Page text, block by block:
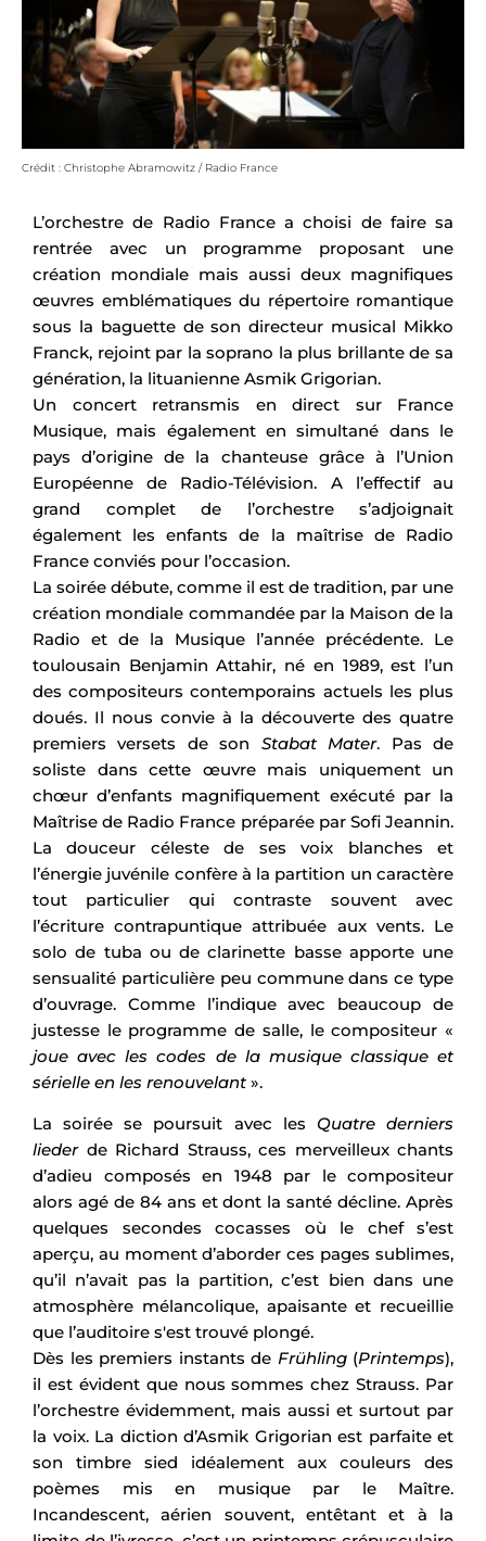
Crédit : Christophe Abramowitz / Radio France
L’orchestre de Radio France a choisi de faire sa
rentrée avec un programme proposant une
création mondiale mais aussi deux magnifiques
œuvres emblématiques du répertoire romantique
sous la baguette de son directeur musical Mikko
Franck, rejoint par la soprano la plus brillante de sa
génération, la lituanienne Asmik Grigorian.
Un concert retransmis en direct sur France
Musique, mais également en simultané dans le
pays d’origine de la chanteuse grâce à l’Union
Européenne de Radio-Télévision. A l’effectif au
grand complet de l’orchestre s’adjoignait
également les enfants de la maîtrise de Radio
France conviés pour l’occasion.
La soirée débute, comme il est de tradition, par une
création mondiale commandée par la Maison de la
Radio et de la Musique l’année précédente. Le
toulousain Benjamin Attahir, né en 1989, est l’un
des compositeurs contemporains actuels les plus
doués. Il nous convie à la découverte des quatre
premiers versets de son Stabat Mater. Pas de
soliste dans cette œuvre mais uniquement un
chœur d’enfants magnifiquement exécuté par la
Maîtrise de Radio France préparée par Sofi Jeannin.
La douceur céleste de ses voix blanches et
l’énergie juvénile confère à la partition un caractère
tout particulier qui contraste souvent avec
l’écriture contrapuntique attribuée aux vents. Le
solo de tuba ou de clarinette basse apporte une
sensualité particulière peu commune dans ce type
d’ouvrage. Comme l’indique avec beaucoup de
justesse le programme de salle, le compositeur «
joue avec les codes de la musique classique et
sérielle en les renouvelant ».
La soirée se poursuit avec les Quatre derniers
liederde Richard Strauss, ces merveilleux chants
d’adieu composés en 1948 par le compositeur
alors agé de 84 ans et dont la santé décline. Après
quelques secondes cocasses où le chef s’est
aperçu, au moment d’aborder ces pages sublimes,
qu’il n’avait pas la partition, c’est bien dans une
atmosphère mélancolique, apaisante et recueillie
que l’auditoire s'est trouvé plongé.
Dès les premiers instants de Frühling(Printemps),
il est évident que nous sommes chez Strauss. Par
l’orchestre évidemment, mais aussi et surtout par
la voix. La diction d’Asmik Grigorian est parfaite et
son timbre sied idéalement aux couleurs des
poèmes mis en musique par le Maître.
Incandescent, aérien souvent, entêtant et à la